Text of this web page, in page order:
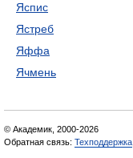
Яспис
Ястреб
Яффа
Ячмень
© Академик, 2000-2026
Обратная связь: Техподдержка